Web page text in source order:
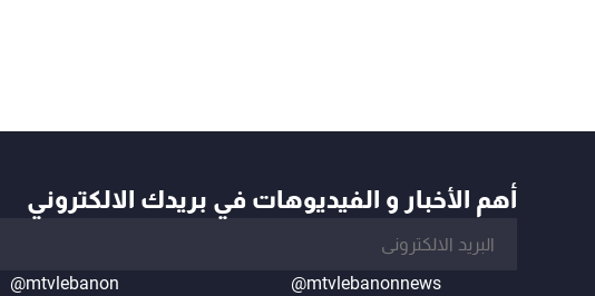
أهم الأخبار و الفيديوهات في بريدك الالكتروني
@mtvlebanonnews
@mtvlebanon